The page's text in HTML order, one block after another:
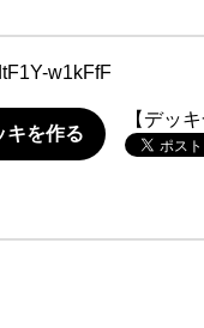
w1kFfF
キを作る
【デッ